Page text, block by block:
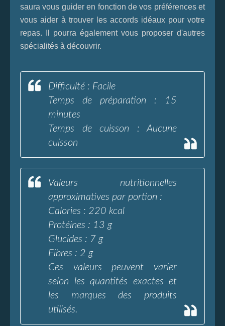
saura vous guider en fonction de vos préférences et
vous aider à trouver les accords idéaux pour votre
repas. Il pourra également vous proposer d'autres
spécialités à découvrir.
Difficulté : Facile
Temps de préparation : 15
minutes
Temps de cuisson : Aucune
cuisson
Valeurs nutritionnelles
approximatives par portion :
Calories : 220 kcal
Protéines : 13 g
Glucides : 7 g
Fibres : 2 g
Ces valeurs peuvent varier
selon les quantités exactes et
les marques des produits
utilisés.